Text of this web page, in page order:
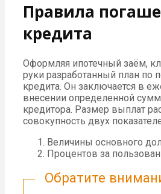
Правила
кредита
Оформляя ипотечный заём,
руки разработанный план по
кредита. Он заключается в
внесении определенной
кредитора. Размер выплат
совокупность двух
Величины основного
Процентов за
Обратите